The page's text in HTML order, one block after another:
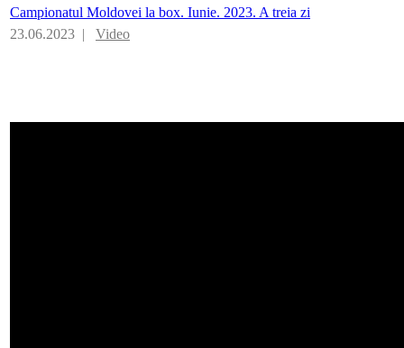
Campionatul Moldovei la box. Iunie. 2023. A treia zi
23.06.2023 | Video